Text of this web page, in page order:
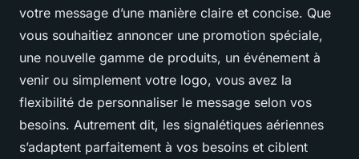
votre message d’une manière claire et concise. Que
vous souhaitiez annoncer une promotion spéciale,
une nouvelle gamme de produits, un événement à
venir ou simplement votre logo, vous avez la
flexibilité de personnaliser le message selon vos
besoins. Autrement dit, les signalétiques aériennes
s’adaptent parfaitement à vos besoins et ciblent